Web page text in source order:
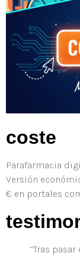
coste
Parafarmacia
Versión
€ en portales
“Tras